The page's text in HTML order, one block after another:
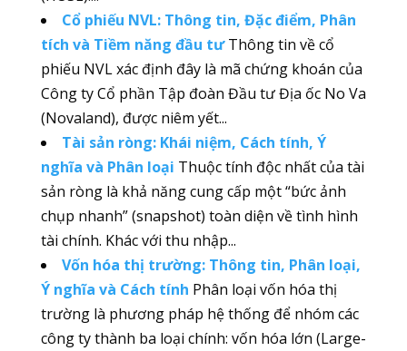
Cổ phiếu NVL: Thông tin, Đặc điểm, Phân
tích và Tiềm năng đầu tư Thông tin về cổ
phiếu NVL xác định đây là mã chứng khoán của
Công ty Cổ phần Tập đoàn Đầu tư Địa ốc No Va
(Novaland), được niêm yết...
Tài sản ròng: Khái niệm, Cách tính, Ý
nghĩa và Phân loại Thuộc tính độc nhất của tài
sản ròng là khả năng cung cấp một “bức ảnh
chụp nhanh” (snapshot) toàn diện về tình hình
tài chính. Khác với thu nhập...
Vốn hóa thị trường: Thông tin, Phân loại,
Ý nghĩa và Cách tính Phân loại vốn hóa thị
trường là phương pháp hệ thống để nhóm các
công ty thành ba loại chính: vốn hóa lớn (Large-